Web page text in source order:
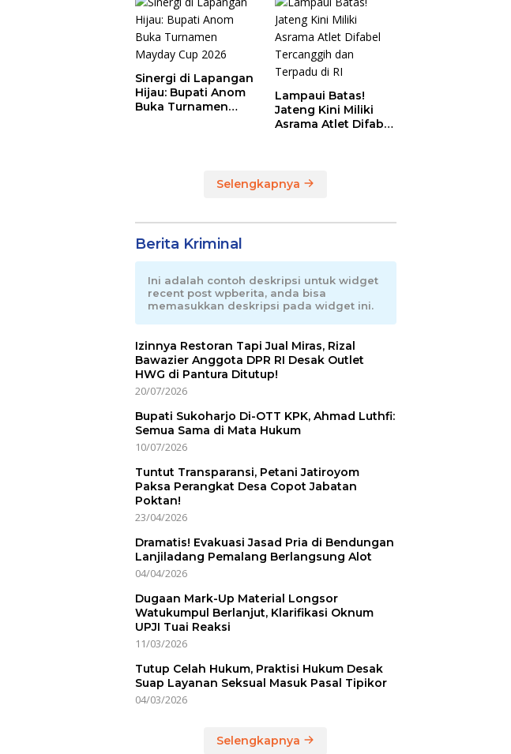
Sinergi di Lapangan
Hijau: Bupati Anom
Buka Turnamen
Lampaui Batas!
Jateng Kini Miliki
Asrama Atlet Difabel
Selengkapnya
Berita Kriminal
Ini adalah contoh deskripsi untuk widget
recent post wpberita, anda bisa
memasukkan deskripsi pada widget ini.
Izinnya Restoran Tapi Jual Miras, Rizal
Bawazier Anggota DPR RI Desak Outlet
HWG di Pantura Ditutup!
20/07/2026
Bupati Sukoharjo Di-OTT KPK, Ahmad Luthfi:
Semua Sama di Mata Hukum
10/07/2026
Tuntut Transparansi, Petani Jatiroyom
Paksa Perangkat Desa Copot Jabatan
Poktan!
23/04/2026
Dramatis! Evakuasi Jasad Pria di Bendungan
Lanjiladang Pemalang Berlangsung Alot
04/04/2026
Dugaan Mark-Up Material Longsor
Watukumpul Berlanjut, Klarifikasi Oknum
UPJI Tuai Reaksi
11/03/2026
Tutup Celah Hukum, Praktisi Hukum Desak
Suap Layanan Seksual Masuk Pasal Tipikor
04/03/2026
Selengkapnya